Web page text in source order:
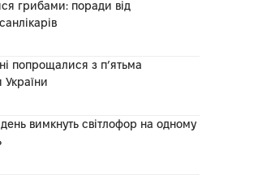
грибами: поради від
попрощалися з п’ятьма
вимкнуть світлофор на одному